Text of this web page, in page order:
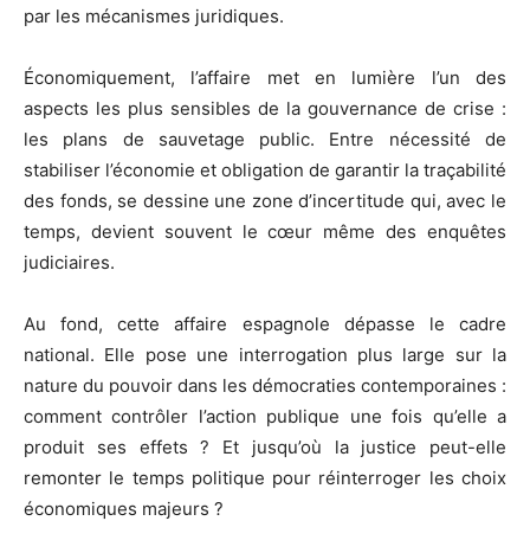
par les mécanismes juridiques.
Économiquement, l’affaire met en lumière l’un des
aspects les plus sensibles de la gouvernance de crise :
les plans de sauvetage public. Entre nécessité de
stabiliser l’économie et obligation de garantir la traçabilité
des fonds, se dessine une zone d’incertitude qui, avec le
temps, devient souvent le cœur même des enquêtes
judiciaires.
Au fond, cette affaire espagnole dépasse le cadre
national. Elle pose une interrogation plus large sur la
nature du pouvoir dans les démocraties contemporaines :
comment contrôler l’action publique une fois qu’elle a
produit ses effets ? Et jusqu’où la justice peut-elle
remonter le temps politique pour réinterroger les choix
économiques majeurs ?